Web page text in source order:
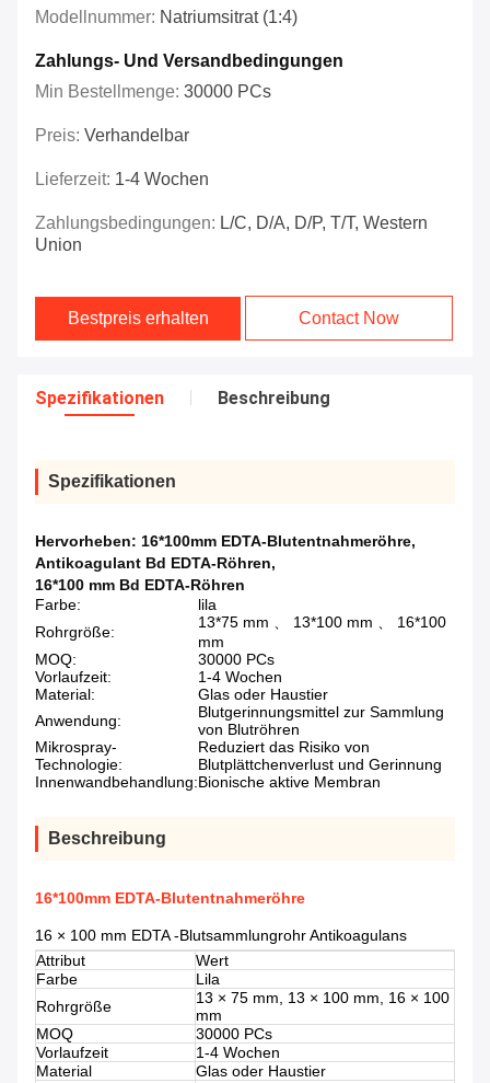
Modellnummer: Natriumsitrat (1:4)
Zahlungs- Und Versandbedingungen
Min Bestellmenge: 30000 PCs
Preis: Verhandelbar
Lieferzeit: 1-4 Wochen
Zahlungsbedingungen: L/C, D/A, D/P, T/T, Western
Union
Bestpreis erhalten Contact Now
Spezifikationen Beschreibung
Spezifikationen
Hervorheben: 16*100mm EDTA-Blutentnahmeröhre,
Antikoagulant Bd EDTA-Röhren,
16*100 mm Bd EDTA-Röhren
Farbe:
lila
Rohrgröße:
13*75 mm 、 13*100 mm 、 16*100
mm
MOQ:
30000 PCs
Vorlaufzeit:
1-4 Wochen
Material:
Glas oder Haustier
Anwendung:
Blutgerinnungsmittel zur Sammlung
von Blutröhren
Mikrospray-
Technologie:
Reduziert das Risiko von
Blutplättchenverlust und Gerinnung
Innenwandbehandlung:Bionische aktive Membran
Beschreibung
16*100mm EDTA-Blutentnahmeröhre
16 × 100 mm EDTA -Blutsammlungrohr Antikoagulans
Attribut
Wert
Farbe
Lila
Rohrgröße
13 × 75 mm, 13 × 100 mm, 16 × 100
mm
MOQ
30000 PCs
Vorlaufzeit
1-4 Wochen
Material
Glas oder Haustier